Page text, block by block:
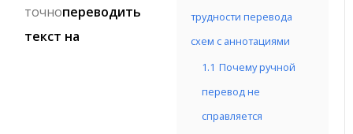
трудности перевода
схем с аннотациями
1.1 Почему ручной
перевод не
справляется
точнопереводить
текст на